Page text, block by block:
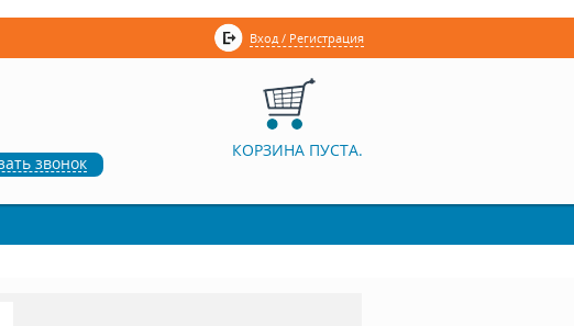
Вход / Регистрация
звонок
КОРЗИНА ПУСТА.